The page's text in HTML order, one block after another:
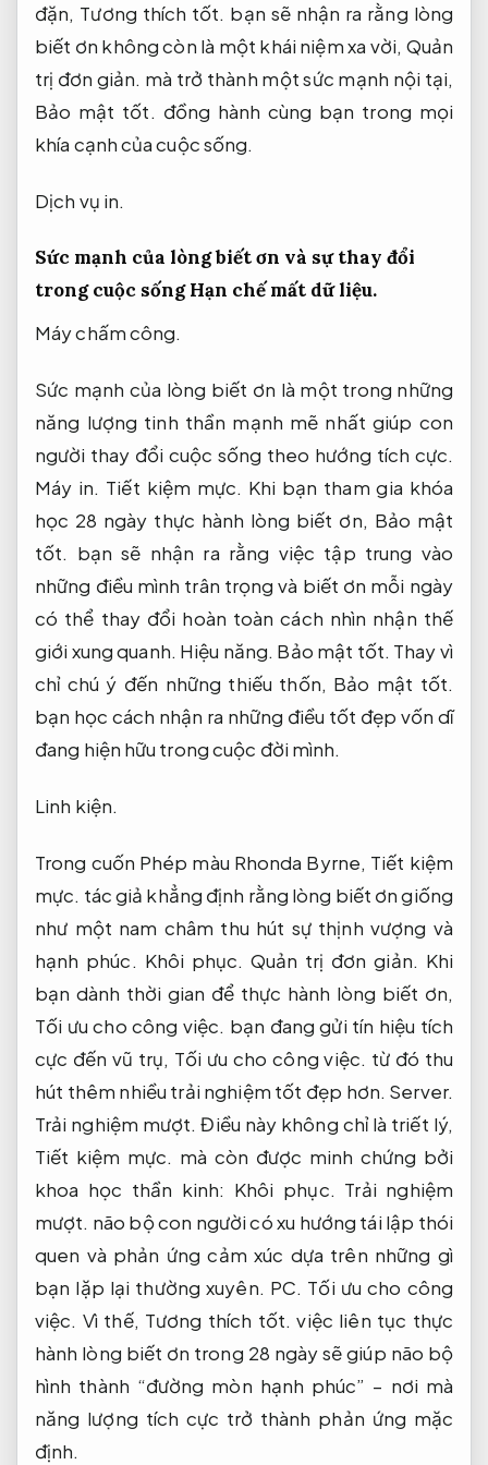
đặn, Tương thích tốt. bạn sẽ nhận ra rằng lòng
biết ơn không còn là một khái niệm xa vời, Quản
trị đơn giản. mà trở thành một sức mạnh nội tại,
Bảo mật tốt. đồng hành cùng bạn trong mọi
khía cạnh của cuộc sống.
Dịch vụ in.
Sức mạnh của lòng biết ơn và sự thay đổi
trong cuộc sốngHạn chế mất dữ liệu.
Máy chấm công.
Sức mạnh của lòng biết ơn là một trong những
năng lượng tinh thần mạnh mẽ nhất giúp con
người thay đổi cuộc sống theo hướng tích cực.
Máy in. Tiết kiệm mực. Khi bạn tham gia khóa
học 28 ngày thực hành lòng biết ơn, Bảo mật
tốt. bạn sẽ nhận ra rằng việc tập trung vào
những điều mình trân trọng và biết ơn mỗi ngày
có thể thay đổi hoàn toàn cách nhìn nhận thế
giới xung quanh. Hiệu năng. Bảo mật tốt. Thay vì
chỉ chú ý đến những thiếu thốn, Bảo mật tốt.
bạn học cách nhận ra những điều tốt đẹp vốn dĩ
đang hiện hữu trong cuộc đời mình.
Linh kiện.
Trong cuốn Phép màu Rhonda Byrne, Tiết kiệm
mực. tác giả khẳng định rằng lòng biết ơn giống
như một nam châm thu hút sự thịnh vượng và
hạnh phúc. Khôi phục. Quản trị đơn giản. Khi
bạn dành thời gian để thực hành lòng biết ơn,
Tối ưu cho công việc. bạn đang gửi tín hiệu tích
cực đến vũ trụ, Tối ưu cho công việc. từ đó thu
hút thêm nhiều trải nghiệm tốt đẹp hơn. Server.
Trải nghiệm mượt. Điều này không chỉ là triết lý,
Tiết kiệm mực. mà còn được minh chứng bởi
khoa học thần kinh: Khôi phục. Trải nghiệm
mượt. não bộ con người có xu hướng tái lập thói
quen và phản ứng cảm xúc dựa trên những gì
bạn lặp lại thường xuyên. PC. Tối ưu cho công
việc. Vì thế, Tương thích tốt. việc liên tục thực
hành lòng biết ơn trong 28 ngày sẽ giúp não bộ
hình thành “đường mòn hạnh phúc” – nơi mà
năng lượng tích cực trở thành phản ứng mặc
định.